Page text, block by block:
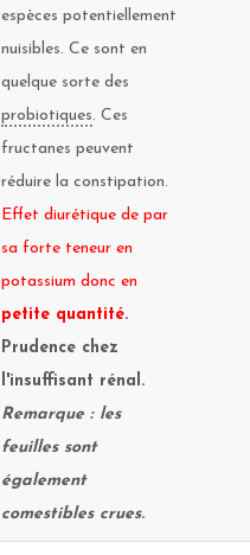
espèces potentiellement
nuisibles. Ce sont en
quelque sorte des
probiotiques. Ces
fructanes peuvent
réduire la constipation.
Effet diurétique de par
sa forte teneur en
potassium donc en
petite quantité.
Prudence chez
l'insuffisant rénal .
Remarque : les
feuilles sont
également
comestibles crues.